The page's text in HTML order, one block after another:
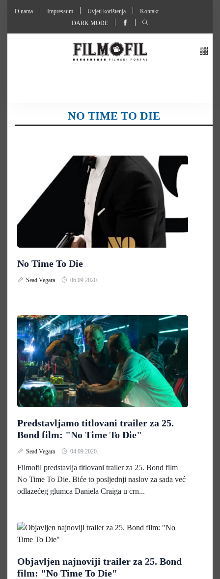
O nama Impressum Uvjeti korištenja
Kontakt
DARK MODE
NO TIME TO DIE
No Time To Die
Sead Vegara 06.09.2020.
Predstavljamo titlovani trailer za 25.
Bond film: "No Time To Die"
Sead Vegara 04.09.2020.
Filmofil predstavlja titlovani trailer za 25. Bond film
No Time To Die. Biće to posljednji naslov za sada već
odlazećeg glumca Daniela Craiga u crn...
Objavljen najnoviji trailer za 25. Bond
film: "No Time To Die"